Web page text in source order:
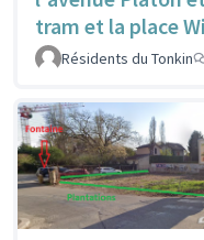
tram et la place
Résidents du Tonkin